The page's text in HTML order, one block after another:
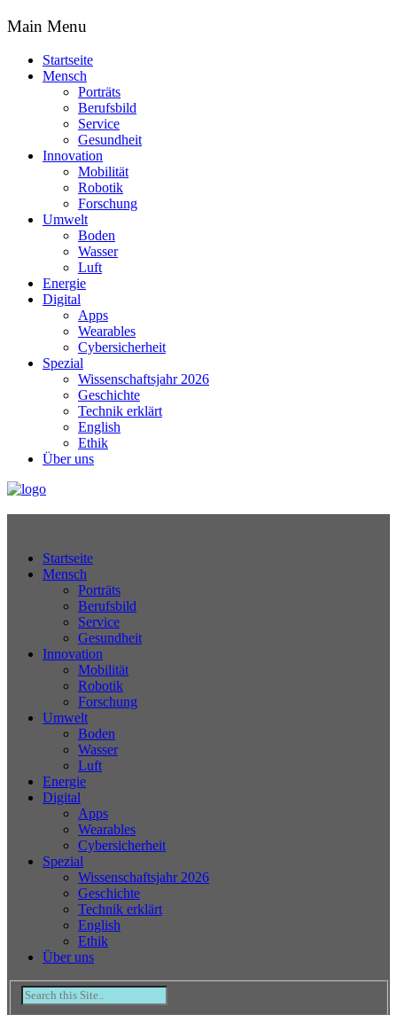
Main Menu
Startseite
Mensch
Porträts
Berufsbild
Service
Gesundheit
Innovation
Mobilität
Robotik
Forschung
Umwelt
Boden
Wasser
Luft
Energie
Digital
Apps
Wearables
Cybersicherheit
Spezial
Wissenschaftsjahr 2026
Geschichte
Technik erklärt
English
Ethik
Über uns
Startseite
Mensch
Porträts
Berufsbild
Service
Gesundheit
Innovation
Mobilität
Robotik
Forschung
Umwelt
Boden
Wasser
Luft
Energie
Digital
Apps
Wearables
Cybersicherheit
Spezial
Wissenschaftsjahr 2026
Geschichte
Technik erklärt
English
Ethik
Über uns